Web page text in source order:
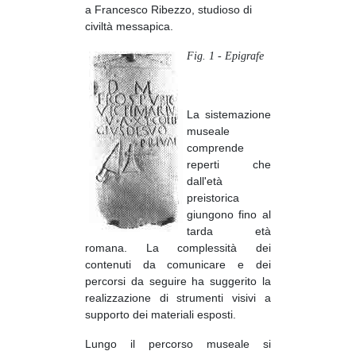
a Francesco Ribezzo, studioso di
civiltà messapica.
Fig. 1 - Epigrafe
La sistemazione
museale
comprende
reperti che
dall'età
preistorica
giungono fino al
tarda età
romana. La complessità dei
contenuti da comunicare e dei
percorsi da seguire ha suggerito la
realizzazione di strumenti visivi a
supporto dei materiali esposti.
Lungo il percorso museale si